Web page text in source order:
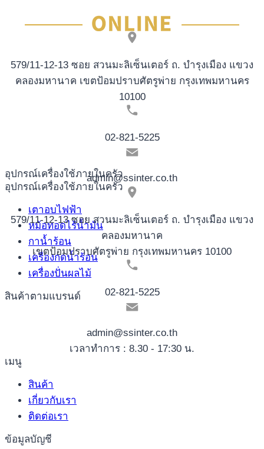
อุปกรณ์เครื่องใช้ภายในครัว
อุปกรณ์เครื่องใช้ภายในครัว
เตาอบไฟฟ้า
หม้อทอดไร้น้ำมัน
กาน้ำร้อน
เครื่องกดน้ำร้อน
เครื่องปั่นผลไม้
สินค้าตามแบรนด์
579/11-12-13 ซอย สวนมะลิเซ็นเตอร์ ถ. บำรุงเมือง แขวง
คลองมหานาค เขตป้อมปราบศัตรูพ่าย กรุงเทพมหานคร
10100
02-821-5225
admin@ssinter.co.th
579/11-12-13 ซอย สวนมะลิเซ็นเตอร์ ถ. บำรุงเมือง แขวง
คลองมหานาค
เขตป้อมปราบศัตรูพ่าย กรุงเทพมหานคร 10100
02-821-5225
admin@ssinter.co.th
เวลาทำการ : 8.30 - 17:30 น.
เมนู
สินค้า
เกี่ยวกับเรา
ติดต่อเรา
ข้อมูลบัญชี